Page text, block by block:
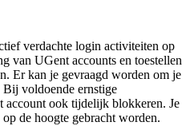
verdachte login activiteiten op
van UGent accounts en toestellen
Er kan je gevraagd worden om je
voldoende ernstige
ook tijdelijk blokkeren. Je
de hoogte gebracht worden.